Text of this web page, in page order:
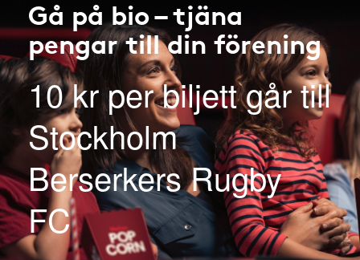
Gå på bio – tjäna
pengar till din förening
10 kr per biljett går till
Stockholm
Berserkers Rugby
FC